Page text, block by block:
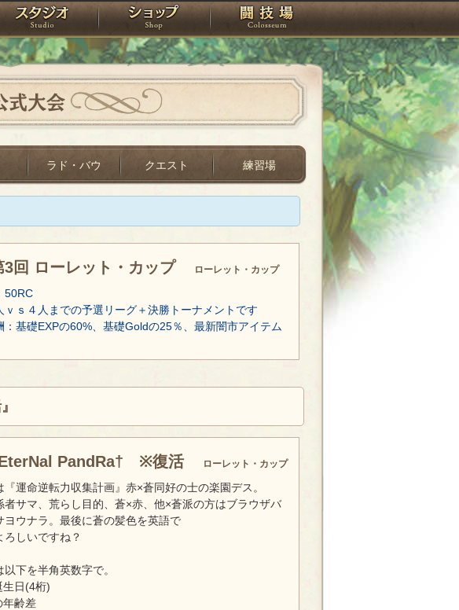
リエ スタジオ ショップ 闘技場
式大会
ラド・バウ クエスト 練習場
3回 ローレット・カップ ローレット・カップ
50RC
ｖｓ４人までの予選リーグ＋決勝トーナメントです
：基礎EXPの60%、基礎Goldの25％、最新闇市アイテム
PandRa† ※復活 ローレット・カップ
『運命逆転力収集計画』赤×蒼同好の士の楽園デス。
者サマ、荒らし目的、蒼×赤、他×蒼派の方はブラウザバ
ヨウナラ。最後に蒼の髪色を英語で
ろしいですね？
以下を半角英数字で。
生日(4桁)
年齢差